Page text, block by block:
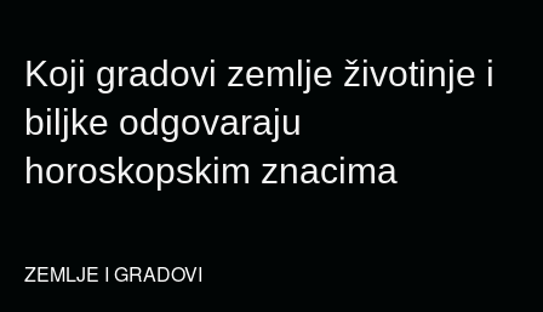
Koji gradovi zemlje životinje i
biljke odgovaraju
horoskopskim znacima
ZEMLJE I GRADOVI